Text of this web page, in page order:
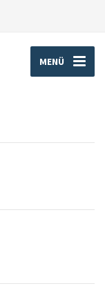
MENÜ